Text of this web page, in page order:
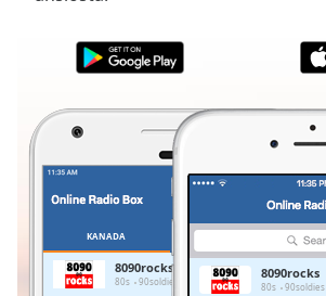
Duration-:-
0.00%
Stream
TypeLIVE
Seek to
LIVE
Remaining
KANADA
8090rocks
80s 90soldies
8090rocks
80s 90soldies